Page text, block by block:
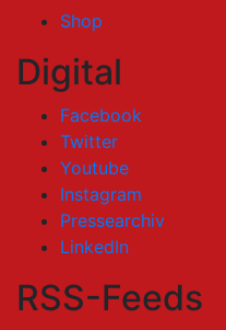
Shop
Digital
Facebook
Twitter
Youtube
Instagram
Pressearchiv
LinkedIn
RSS-Feeds